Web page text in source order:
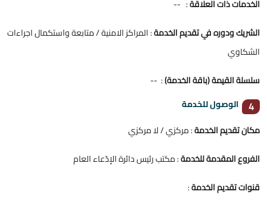
الخدمات ذات العلاقة: --
الشريك ودوره في تقديم الخدمة: المراكز الامنية / متابعة واستكمال اجراءات
الشكاوي
سلسلة القيمة (باقة الخدمة): --
4
الوصول للخدمة
مكان تقديم الخدمة: مركزي / لا مركزي
الفروع المقدمة للخدمة: مكتب رئيس دائرة الإدّعاء العام
قنوات تقديم الخدمة: